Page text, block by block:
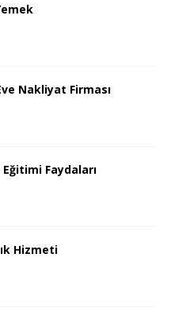
Nakliyat Firması
Faydaları
Hizmeti